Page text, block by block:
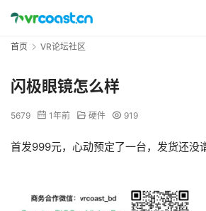
首页 VR论坛社区
闪极眼镜怎么样
5679 1年前 硬件 919
首发999元，心动预定了一台，发货还没